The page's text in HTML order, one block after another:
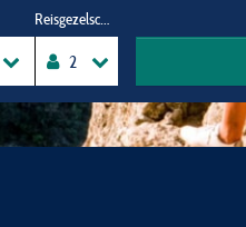
Reisgezelschap